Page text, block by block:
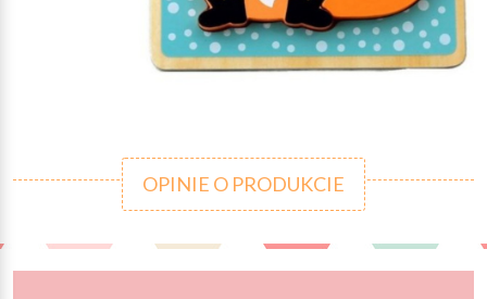
OPINIE O PRODUKCIE